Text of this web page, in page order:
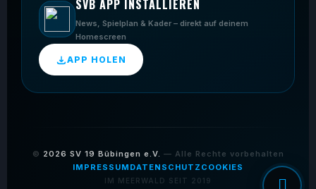
SVB APP INSTALLIEREN
News, Spielplan & Kader – direkt auf deinem
Homescreen
APP HOLEN
© 2026 SV 19 Bübingen e.V. — Alle Rechte vorbehalten
IMPRESSUM DATENSCHUTZ COOKIES
IM MEERWALD SEIT 2019